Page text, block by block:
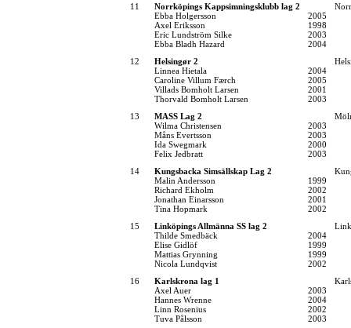
11
Norrköpings Kappsimningsklubb lag 2
Ebba Holgersson
2005
Axel Eriksson
1998
Eric Lundström Silke
2003
Ebba Bladh Hazard
2004
12
Helsingør 2
Linnea Hietala
2004
Caroline Villum Færch
2005
Villads Bomholt Larsen
2001
Thorvald Bomholt Larsen
2003
13
MASS Lag 2
Wilma Christensen
2003
Måns Evertsson
2003
Ida Swegmark
2000
Felix Jedbratt
2003
14
Kungsbacka Simsällskap Lag 2
Malin Andersson
1999
Richard Ekholm
2002
Jonathan Einarsson
2001
Tina Hopmark
2002
15
Linköpings Allmänna SS lag 2
Thilde Smedbäck
2004
Elise Gidlöf
1999
Mattias Grynning
1999
Nicola Lundqvist
2002
16
Karlskrona lag 1
Axel Auer
2003
Hannes Wrenne
2004
Linn Rosenius
2002
Tuva Pålsson
2003